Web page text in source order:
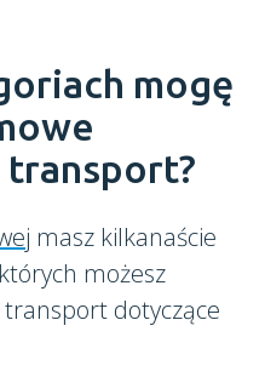
mogę
transport?
masz kilkanaście
możesz
transport dotyczące